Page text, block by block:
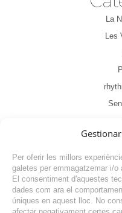
Per oferir les millors
galetes per emmagatzemar i/
El consentiment d'aquestes
dades com ara el
úniques en aquest lloc. No
La
Les